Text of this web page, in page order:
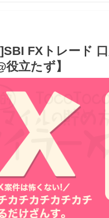
FXトレード
役立たず】